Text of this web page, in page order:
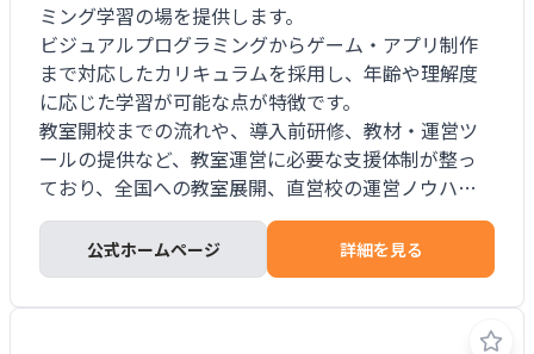
ミング学習の場を提供します。
ビジュアルプログラミングからゲーム・アプリ制作
まで対応したカリキュラムを採用し、年齢や理解度
に応じた学習が可能な点が特徴です。
教室開校までの流れや、導入前研修、教材・運営ツ
ールの提供など、教室運営に必要な支援体制が整っ
ており、全国への教室展開、直営校の運営ノウハウ
を活かした教室運営モデルが提供されています。
公式ホームページ 詳細を見る